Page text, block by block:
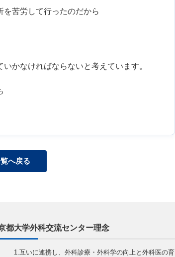
苦労して行ったのだから
かなければならないと考えています。
へ戻る
都大学外科交流センター理念
1.互いに連携し、外科診療・外科学の向上と外科医の育